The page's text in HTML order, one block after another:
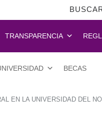
TRANSPARENCIA
BECAS
EN LA UNIVERSIDAD DEL